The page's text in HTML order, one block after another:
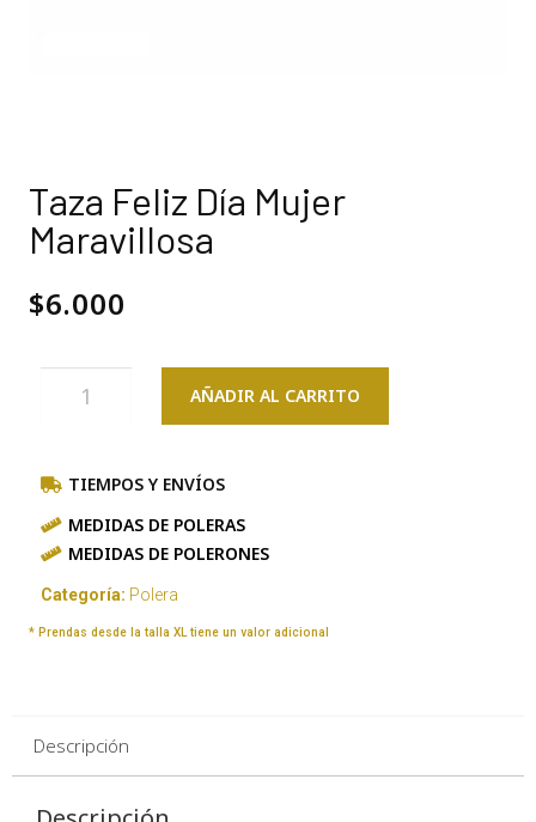
Taza Feliz Día Mujer
Maravillosa
$6.000
AÑADIR AL CARRITO
TIEMPOS Y ENVÍOS
MEDIDAS DE POLERAS
MEDIDAS DE POLERONES
Categoría: Polera
* Prendas desde la talla XL tiene un valor adicional
Descripción